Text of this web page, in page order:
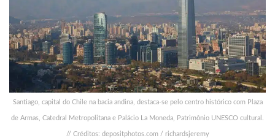
Santiago, capital do Chile na bacia andina, destaca-se pelo centro histórico com Plaza
de Armas, Catedral Metropolitana e Palácio La Moneda, Patrimônio UNESCO cultural.
// Créditos: depositphotos.com / richardsjeremy